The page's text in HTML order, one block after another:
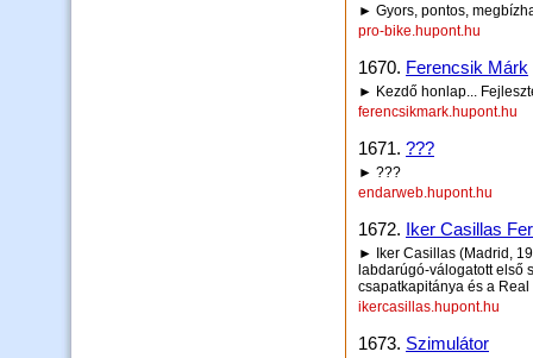
► Gyors, pontos,
pro-bike.hupont.hu
1670. Ferencsik Márk
► Kezdő honlap...
ferencsikmark.hupont.hu
1671. ???
► ???
endarweb.hupont.hu
1672. Iker Casillas
► Iker Casillas (Madrid,
labdarúgó-válogatott első
csapatkapitánya és a
ikercasillas.hupont.hu
1673. Szimulátor